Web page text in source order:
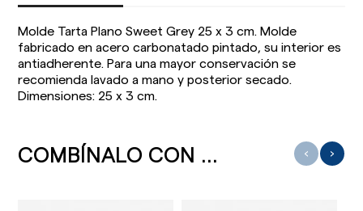
Molde Tarta Plano Sweet Grey 25 x 3 cm. Molde
fabricado en acero carbonatado pintado, su interior es
antiadherente. Para una mayor conservación se
recomienda lavado a mano y posterior secado.
Dimensiones: 25 x 3 cm.
COMBÍNALO CON ... ‹ ›